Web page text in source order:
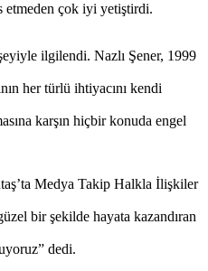
etmeden çok iyi yetiştirdi.
ilgilendi. Nazlı Şener, 1999
her türlü ihtiyacını kendi
karşın hiçbir konuda engel
Medya Takip Halkla İlişkiler
bir şekilde hayata kazandıran
dedi.